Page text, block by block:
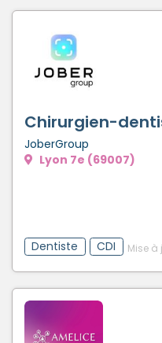
Chirurgien-
JoberGroup
Lyon 7e (69007)
Dentiste CDI Mise